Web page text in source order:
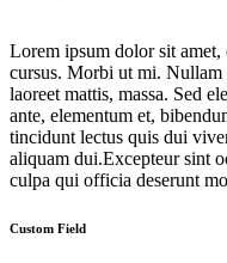
Lorem ipsum dolor sit
cursus. Morbi ut mi. Nullam
laoreet mattis, massa. Sed
ante, elementum et,
tincidunt lectus quis dui
aliquam dui.Excepteur sint
culpa qui officia deserunt
Custom Field